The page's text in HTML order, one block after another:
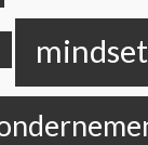
mindset